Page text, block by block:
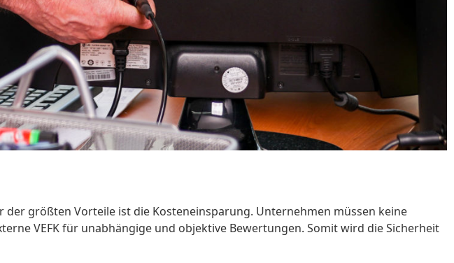
größten Vorteile ist die Kosteneinsparung. Unternehmen müssen keine
VEFK für unabhängige und objektive Bewertungen. Somit wird die Sicherheit